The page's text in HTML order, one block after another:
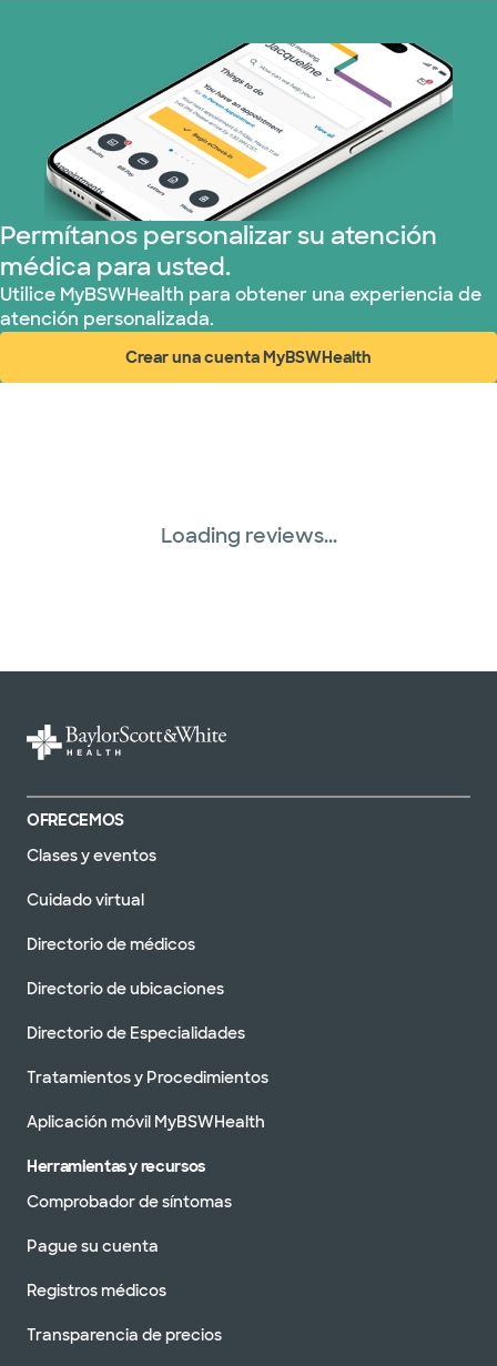
Permítanos personalizar su atención
médica para usted.
Utilice MyBSWHealth para obtener una experiencia de
atención personalizada.
Crear una cuenta MyBSWHealth
(abre en ventana nueva)
Loading reviews...
OFRECEMOS
Clases y eventos
Cuidado virtual
Directorio de médicos
Directorio de ubicaciones
Directorio de Especialidades
Tratamientos y Procedimientos
Aplicación móvil MyBSWHealth
Herramientas y recursos
Comprobador de síntomas
Pague su cuenta
Registros médicos
Transparencia de precios